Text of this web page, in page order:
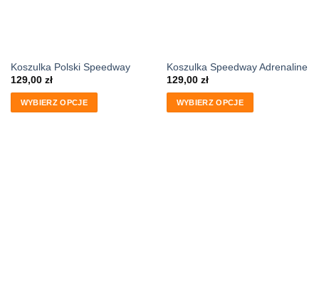
Koszulka Polski Speedway
129,00 zł
WYBIERZ OPCJE
Koszulka Speedway Adrenaline
129,00 zł
WYBIERZ OPCJE